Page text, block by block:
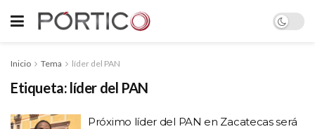
Inicio Tema líder del PAN
Etiqueta: líder del PAN
Próximo líder del PAN en Zacatecas será